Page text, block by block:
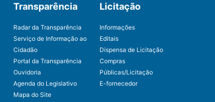
Transparência
Radar da Transparência
Serviço de Informação ao
Cidadão
Portal da Transparência
Ouvidoria
Agenda do Legislativo
Mapa do Site
Licitação
Informações
Editais
Dispensa de Licitação
Compras
Públicas/Licitação
E-fornecedor